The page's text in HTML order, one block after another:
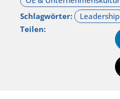
Schlagwörter:
Teilen: